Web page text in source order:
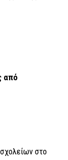
από
στο